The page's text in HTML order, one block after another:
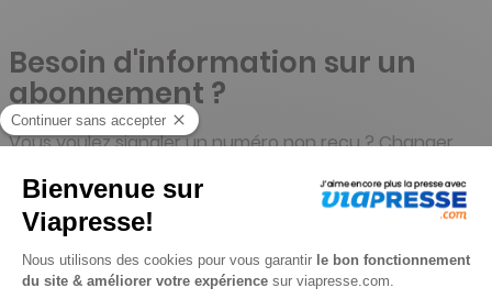
Besoin d'information sur un
abonnement ?
Vous voulez signaler un numéro non reçu ? Changer
Connectez-vous à votre compte client. Dans l'onglet
"mes abonnements", cliquez le bouton (i) (détail) Et
dans la page de l'abonnement, cliquez sur le bouton
"contacter le SAV".